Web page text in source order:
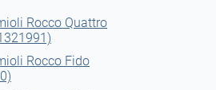
Rocco Quattro
Rocco Fido